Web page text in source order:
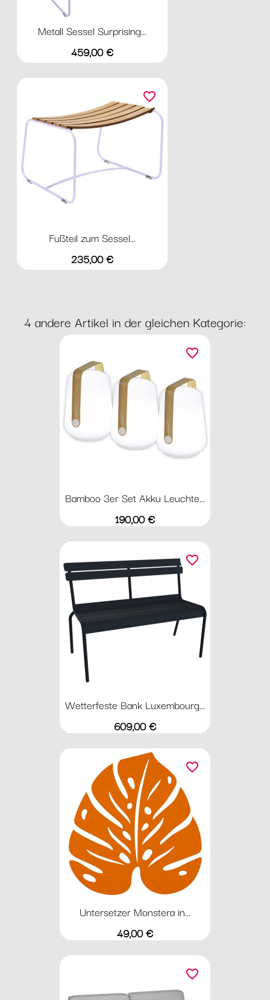
Metall Sessel Surprising...
Preis
459,00 €
Fußteil zum Sessel...
Preis
235,00 €
favorite_border
4 andere Artikel in der gleichen Kategorie:
Bamboo 3er Set Akku Leuchte...
Preis
190,00 €
favorite_border
Wetterfeste Bank Luxembourg...
Preis
609,00 €
favorite_border
Untersetzer Monstera in...
Preis
49,00 €
favorite_border
favorite_border